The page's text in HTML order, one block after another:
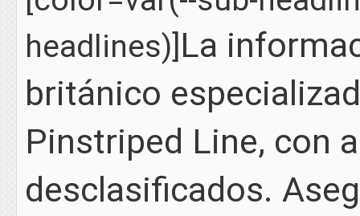
headlines)] La
británico
Pinstriped Line, con
desclasificados.